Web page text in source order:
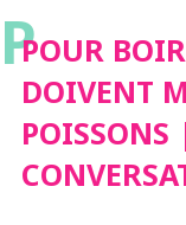
PPOUR
DOIVENT
POISSONS